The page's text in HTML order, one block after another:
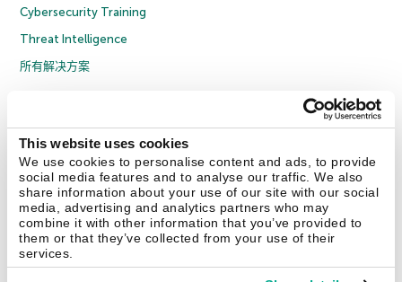
This website uses cookies
We use cookies to personalise content and ads, to provide
social media features and to analyse our traffic. We also
share information about your use of our site with our social
media, advertising and analytics partners who may
combine it with other information that you’ve provided to
them or that they’ve collected from your use of their
services.
Cybersecurity Training
Threat Intelligence
所有解决方案
隐私策略
反腐败政策
许可协议 B2B
京ICP备12053225号
京公网安备 11010102001169号
联系我们 关于我们 合作伙伴 Blog 资源中心 新闻稿
Securelist Eugene Personal Blog